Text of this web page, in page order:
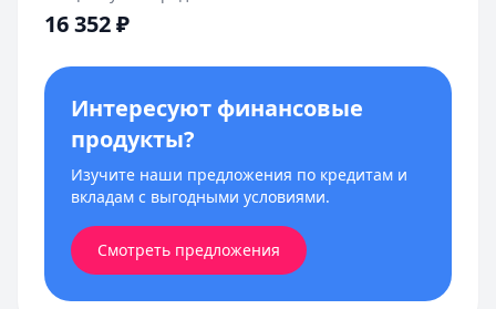
16 352₽
Интересуют финансовые
продукты?
Изучите наши предложения по кредитам и
вкладам с выгодными условиями.
Смотреть предложения